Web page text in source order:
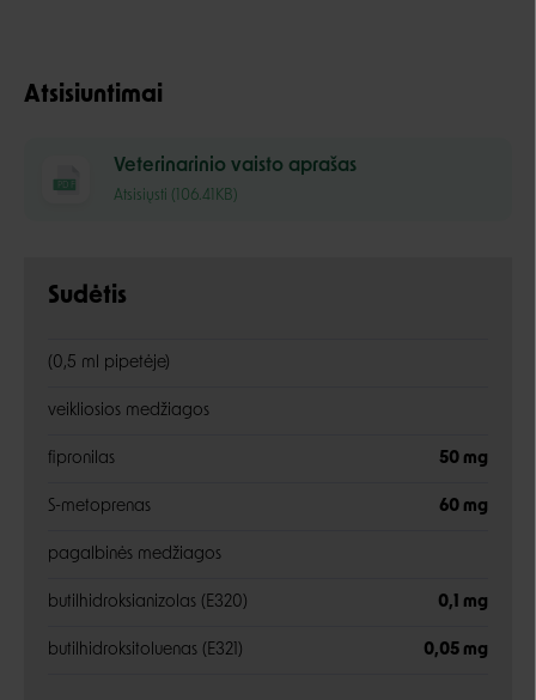
Atsisiuntimai
Veterinarinio vaisto aprašas
Atsisiųsti (106.41KB)
Sudėtis
(0,5 ml pipetėje)
veikliosios medžiagos
fipronilas 50 mg
S-metoprenas 60 mg
pagalbinės medžiagos
butilhidroksianizolas (E320) 0,1 mg
butilhidroksitoluenas (E321) 0,05 mg